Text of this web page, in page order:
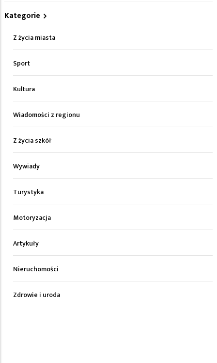
Kategorie
Z życia miasta
Sport
Kultura
Wiadomości z regionu
Z życia szkół
Wywiady
Turystyka
Motoryzacja
Artykuły
Nieruchomości
Zdrowie i uroda